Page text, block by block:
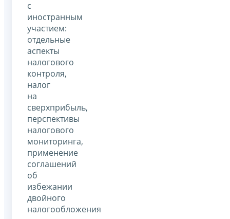
с
иностранным
участием:
отдельные
аспекты
налогового
контроля,
налог
на
сверхприбыль,
перспективы
налогового
мониторинга,
применение
соглашений
об
избежании
двойного
налогообложения